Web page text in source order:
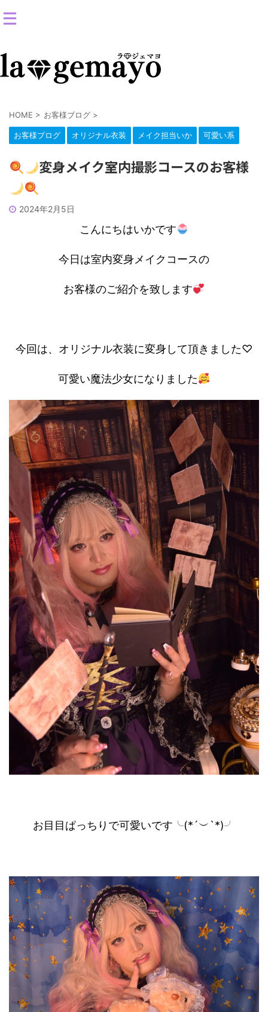
HOME > お客様ブログ >
お客様ブログ オリジナル衣装 メイク担当いか 可愛い系
変身メイク室内撮影コースのお客様
2024年2月5日
こんにちはいかです
今日は室内変身メイクコースの
お客様のご紹介を致します
今回は、オリジナル衣装に変身して頂きました♡
可愛い魔法少女になりました
お目目ぱっちりで可愛いです╰(*´︶`*)╯